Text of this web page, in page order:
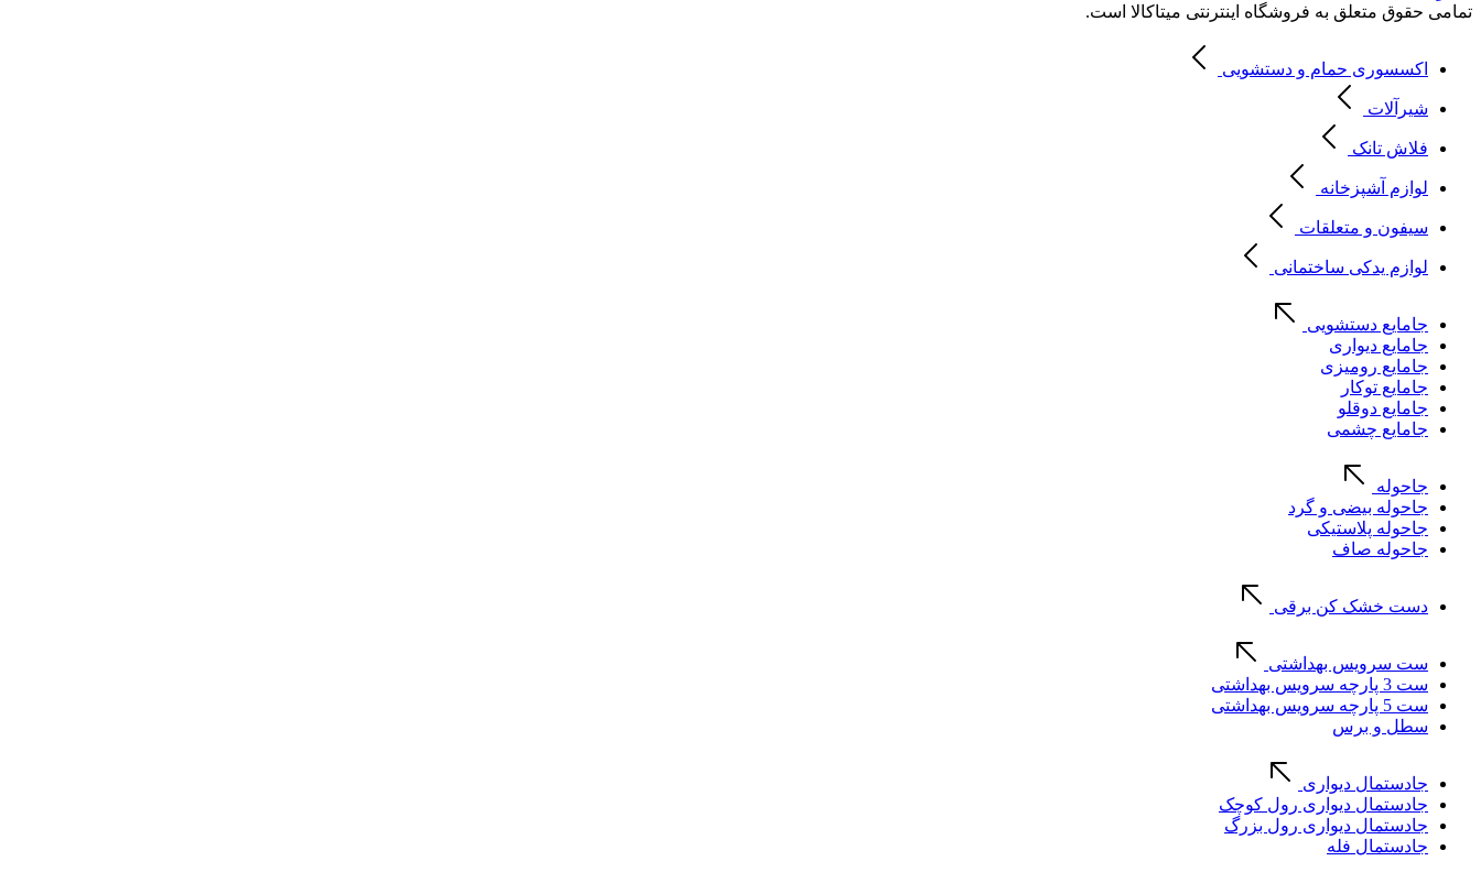
تمامی حقوق متعلق به فروشگاه اینترنتی میتاکالا است.
اکسسوری حمام و دستشویی
شیرآلات
فلاش تانک
لوازم آشپزخانه
سیفون و متعلقات
لوازم یدکی ساختمانی
جامایع دستشویی
جامایع دیواری
جامایع رومیزی
جامایع توکار
جامایع دوقلو
جامایع چشمی
جاحوله
جاحوله بیضی و گرد
جاحوله پلاستیکی
جاحوله صاف
دست خشک کن برقی
ست سرویس بهداشتی
ست 3 پارچه سرویس بهداشتی
ست 5 پارچه سرویس بهداشتی
سطل و برس
جادستمال دیواری
جادستمال دیواری رول کوچک
جادستمال دیواری رول بزرگ
جادستمال فله